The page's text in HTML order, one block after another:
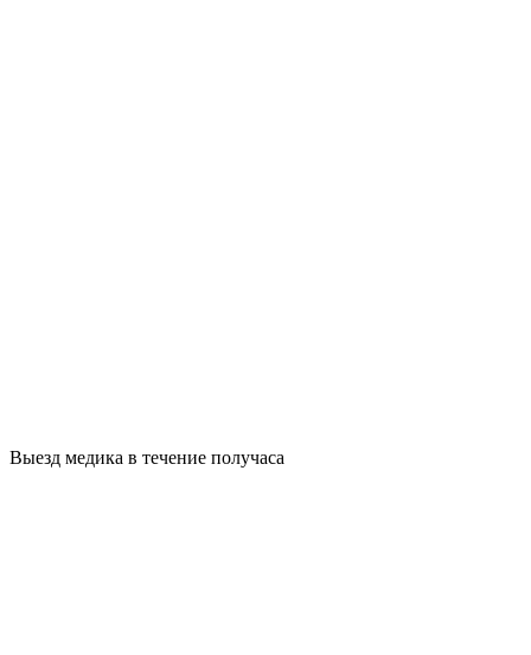
Выезд медика в течение получаса